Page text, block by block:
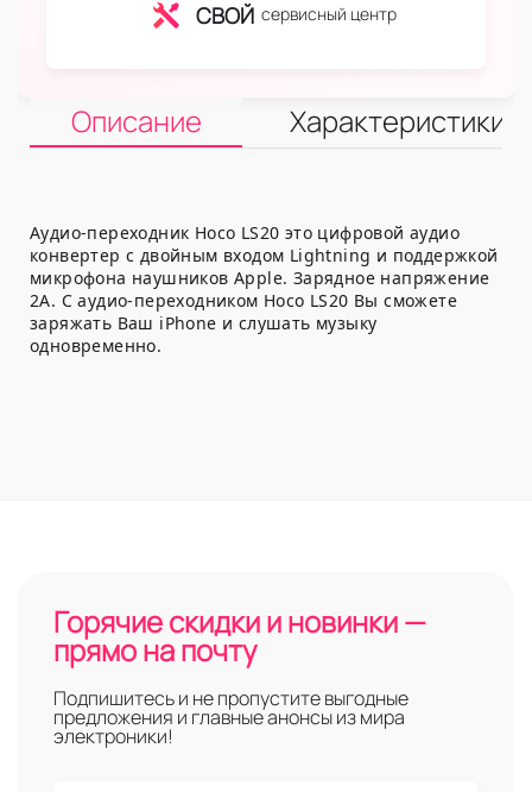
СВОЙ сервисный центр
Описание Характеристики
Аудио-переходник Hoco LS20 это цифровой аудио
конвертер с двойным входом Lightning и поддержкой
микрофона наушников Apple. Зарядное напряжение
2A. С аудио-переходником Hoco LS20 Вы сможете
заряжать Ваш iPhone и слушать музыку
одновременно.
Горячие скидки и новинки —
прямо на почту
Подпишитесь и не пропустите выгодные
предложения и главные анонсы из мира
электроники!